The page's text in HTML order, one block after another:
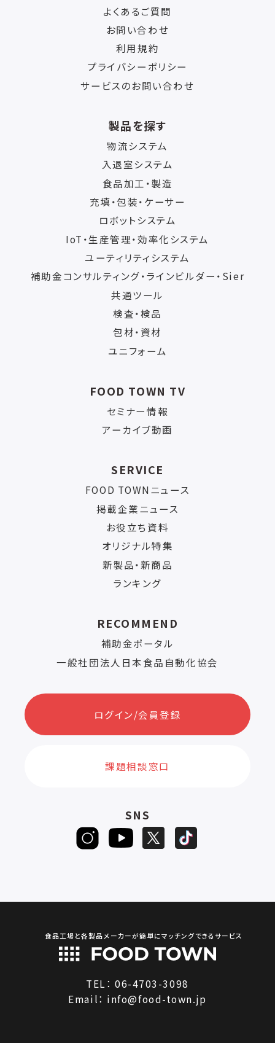
よくあるご質問
お問い合わせ
利用規約
プライバシーポリシー
サービスのお問い合わせ
製品を探す
物流システム
入退室システム
食品加工・製造
充填・包装・ケーサー
ロボットシステム
IoT・生産管理・効率化システム
ユーティリティシステム
補助金コンサルティング・ラインビルダー・Sier
共通ツール
検査・検品
包材・資材
ユニフォーム
FOOD TOWN TV
セミナー情報
アーカイブ動画
SERVICE
FOOD TOWNニュース
掲載企業ニュース
お役立ち資料
オリジナル特集
新製品・新商品
ランキング
RECOMMEND
補助金ポータル
一般社団法人日本食品自動化協会
ログイン/会員登録
課題相談窓口
SNS
食品工場と各製品メーカーが簡単にマッチングできるサービス
TEL：06-4703-3098
Email： info@food-town.jp